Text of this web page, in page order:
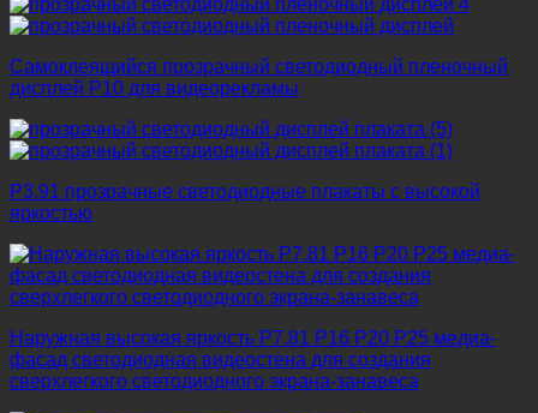
Самоклеящийся прозрачный светодиодный пленочный
дисплей P10 для видеорекламы
P3.91 прозрачные светодиодные плакаты с высокой
яркостью
Наружная высокая яркость P7.81 P16 P20 P25 ​​медиа-
фасад светодиодная видеостена для создания
сверхлегкого светодиодного экрана-занавеса